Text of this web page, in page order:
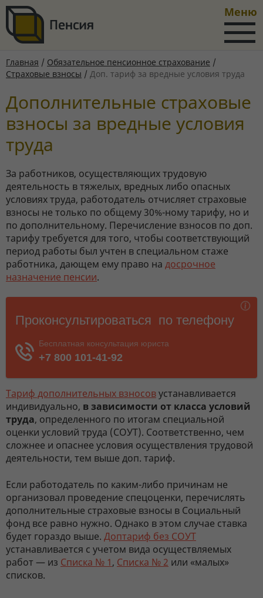
Меню
Главная / Обязательное пенсионное страхование /
Страховые взносы / Доп. тариф за вредные условия труда
Дополнительные страховые
взносы за вредные условия
труда
За работников, осуществляющих трудовую
деятельность в тяжелых, вредных либо опасных
условиях труда, работодатель отчисляет страховые
взносы не только по общему 30%-ному тарифу, но и
по дополнительному. Перечисление взносов по доп.
тарифу требуется для того, чтобы соответствующий
период работы был учтен в специальном стаже
работника, дающем ему право на досрочное
назначение пенсии.
Тариф дополнительных взносовустанавливается
индивидуально, в зависимости от класса условий
труда, определенного по итогам специальной
оценки условий труда (СОУТ). Соответственно, чем
сложнее и опаснее условия осуществления трудовой
деятельности, тем выше доп. тариф.
Если работодатель по каким-либо причинам не
организовал проведение спецоценки, перечислять
дополнительные страховые взносы в Социальный
фонд все равно нужно. Однако в этом случае ставка
будет гораздо выше. Доптариф без СОУТ
устанавливается с учетом вида осуществляемых
работ — из Списка № 1, Списка № 2 или «малых»
списков.